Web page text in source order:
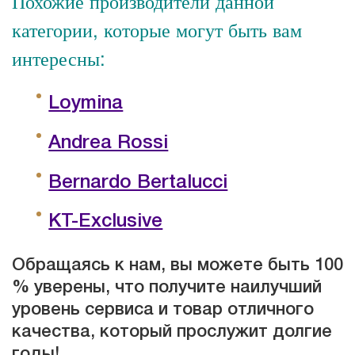
категории, которые могут быть вам
интересны:
Loymina
Andrea Rossi
Bernardo Bertalucci
KT-Exclusive
Обращаясь к нам, вы можете быть 100
% уверены, что получите наилучший
уровень сервиса и товар отличного
качества, который прослужит долгие